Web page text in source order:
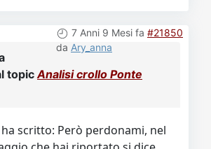
7 Anni 9 Mesi fa #21850
da Ary_anna
topic Analisi crollo Ponte
scritto: Però perdonami, nel